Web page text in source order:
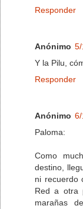
Responder
Anónimo
Y la Pilu,
Responder
Anónimo
Paloma:
Como
destino,
ni recuerdo
Red a otra
marañas